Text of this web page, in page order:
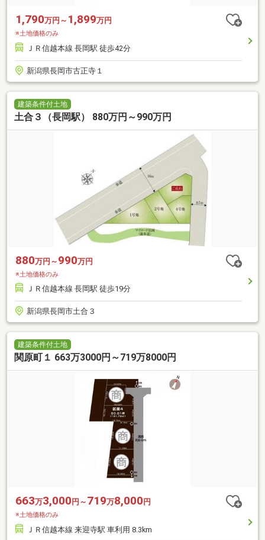
1,790万円～ 1,899万円
※土地価格のみ
ＪＲ信越本線 長岡駅 徒歩42分
新潟県長岡市古正寺１
建築条件付土地
土合３（長岡駅） 880万円～990万円
880万円～ 990万円
※土地価格のみ
ＪＲ信越本線 長岡駅 徒歩19分
新潟県長岡市土合３
建築条件付土地
関原町１ 663万3000円～719万8000円
663万3,000 円～ 719万8,000 円
※土地価格のみ
ＪＲ信越本線 来迎寺駅 車利用 8.3km